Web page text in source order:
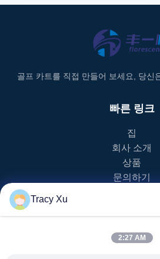
골프 카트를 직접 만들어 보세요, 당신
빠른 링크
집
회사 소개
상품
문의하기
EV 골프 카트
Tracy Xu
2:27 AM